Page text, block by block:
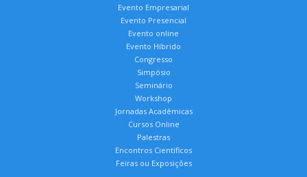
Evento Empresarial
Evento Presencial
Evento online
Evento Híbrido
Congresso
Simpósio
Seminário
Workshop
Jornadas Acadêmicas
Cursos Online
Palestras
Encontros Científicos
Feiras ou Exposições